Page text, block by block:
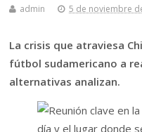
admin 5 de noviembre
La crisis que atraviesa
fútbol sudamericano a
alternativas analizan.